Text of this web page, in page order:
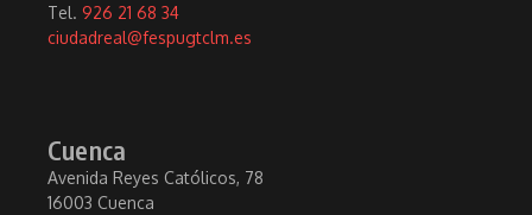
Tel. 926 21 68 34
ciudadreal@fespugtclm.es
Cuenca
Avenida Reyes Católicos, 78
16003 Cuenca